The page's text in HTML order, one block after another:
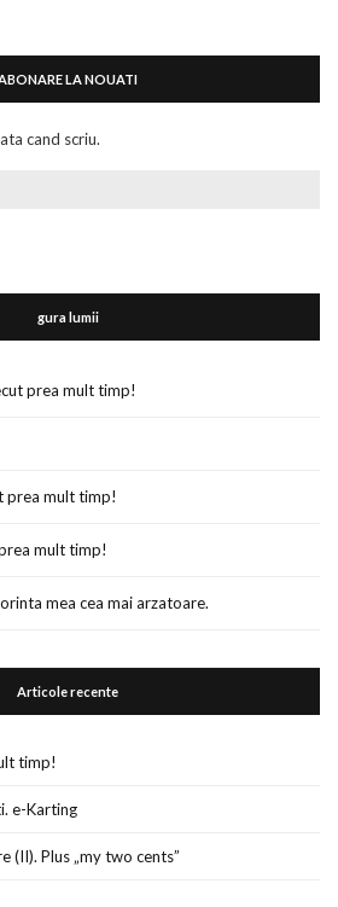
LA NOUATI
cand scriu.
gura lumii
prea mult timp!
prea mult timp!
mult timp!
mea cea mai arzatoare.
Articole recente
timp!
e-Karting
(II). Plus „my two cents”